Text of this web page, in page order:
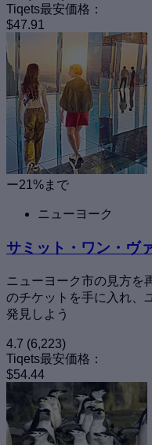
Tiqets最安価格：
$47.91
ー21%まで
ニューヨーク
サミット・ワン・ヴ
ニューヨーク市の見方を
のチケットを手に入れ、
発見しよう
4.7 (6,223)
Tiqets最安価格：
$54.44